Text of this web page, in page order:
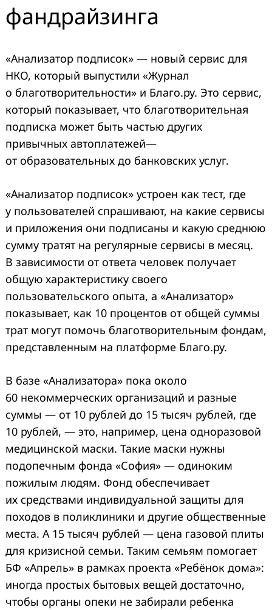
фандрайзинга
«Анализатор подписок» — новый сервис для
НКО, который выпустили «Журнал
о благотворительности» и Благо.ру. Это сервис,
который показывает, что благотворительная
подписка может быть частью других
привычных автоплатежей—
от образовательных до банковских услуг.
«Анализатор подписок» устроен как тест, где
у пользователей спрашивают, на какие сервисы
и приложения они подписаны и какую среднюю
сумму тратят на регулярные сервисы в месяц.
В зависимости от ответа человек получает
общую характеристику своего
пользовательского опыта, а «Анализатор»
показывает, как 10 процентов от общей суммы
трат могут помочь благотворительным фондам,
представленным на платформе Благо.ру.
В базе «Анализатора» пока около
60 некоммерческих организаций и разные
суммы — от 10 рублей до 15 тысяч рублей, где
10 рублей, — это, например, цена одноразовой
медицинской маски. Такие маски нужны
подопечным фонда «София» — одиноким
пожилым людям. Фонд обеспечивает
их средствами индивидуальной защиты для
походов в поликлиники и другие общественные
места. А 15 тысяч рублей — цена газовой плиты
для кризисной семьи. Таким семьям помогает
БФ «Апрель» в рамках проекта «Ребёнок дома»:
иногда простых бытовых вещей достаточно,
чтобы органы опеки не забирали ребенка